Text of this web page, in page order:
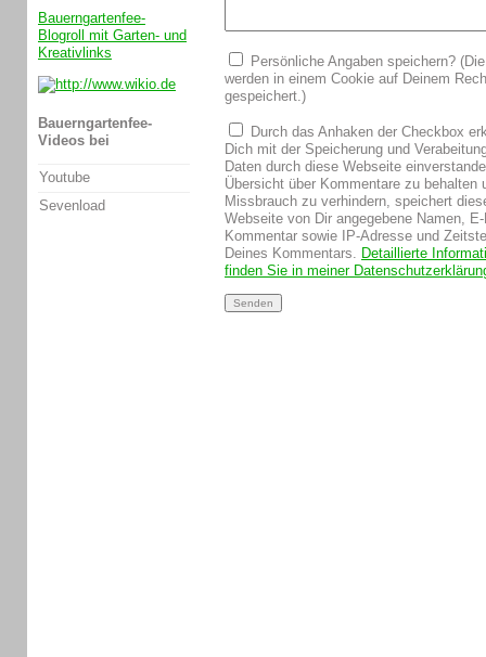
Persönliche Angaben speichern?
werden in einem Cookie auf Deinem
gespeichert.)
Durch das Anhaken der Checkbox
Dich mit der Speicherung und
Daten durch diese Webseite
Übersicht über Kommentare zu behalten
Missbrauch zu verhindern, speichert
Webseite von Dir angegebene Namen,
Kommentar sowie IP-Adresse und
Deines Kommentars. Detaillierte
finden Sie in meiner
Bauerngartenfee-
Blogroll mit Garten- und
Kreativlinks
Bauerngartenfee-
Videos bei
Youtube
Sevenload